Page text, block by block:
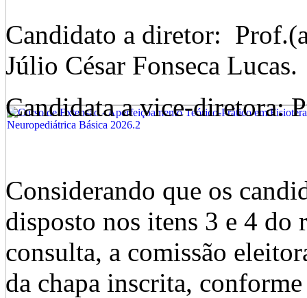
Candidato a diretor:
Júlio César Fonseca Lucas.
Candidata a vice-diretora:
Considerando que os
disposto nos itens 3 e 4 do
consulta, a comissão
da chapa inscrita,